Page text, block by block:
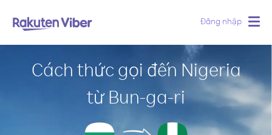
Đăng nhập
Cách thức gọi đến Nigeria
từ Bun-ga-ri